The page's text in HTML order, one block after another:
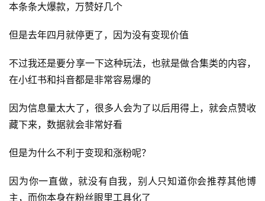
页
行
业
本条条大爆款，万赞好几个
但是去年四月就停更了，因为没有变现价值
不过我还是要分享一下这种玩法，也就是做合集类的内容，
在小红书和抖音都是非常容易爆的
因为信息量太大了，很多人会为了以后用得上，就会点赞收
藏下来，数据就会非常好看
但是为什么不利于变现和涨粉呢？
因为你一直做，就没有自我，别人只知道你会推荐其他博
主，而你本身在粉丝眼里工具化了